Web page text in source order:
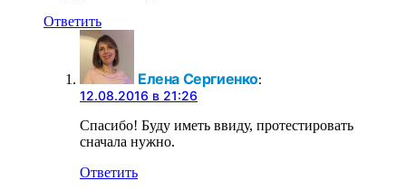
Ответить
Елена Сергиенко:
12.08.2016 в 21:26
Спасибо! Буду иметь ввиду, протестировать
сначала нужно.
Ответить